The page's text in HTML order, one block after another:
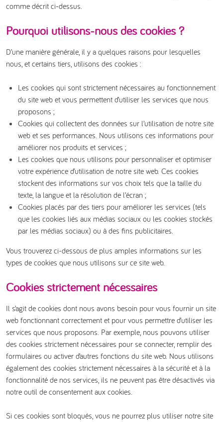
comme décrit ci-dessus.
Pourquoi utilisons-nous des cookies ?
D’une manière générale, il y a quelques raisons pour lesquelles
nous, et certains tiers, utilisons des cookies :
Les cookies qui sont strictement nécessaires au fonctionnement
du site web et vous permettent d’utiliser les services que nous
proposons ;
Cookies qui collectent des données sur l’utilisation de notre site
web et ses performances. Nous utilisons ces informations pour
améliorer nos produits et services ;
Les cookies que nous utilisons pour personnaliser et optimiser
votre expérience d’utilisation de notre site web. Ces cookies
stockent des informations sur vos choix tels que la taille du
texte, la langue et la résolution de l’écran ;
Cookies placés par des tiers pour améliorer les services (tels
que les cookies liés aux médias sociaux ou les cookies stockés
par les médias sociaux) ou à des fins publicitaires.
Vous trouverez ci-dessous de plus amples informations sur les
types de cookies que nous utilisons sur ce site web.
Cookies strictement nécessaires
Il s’agit de cookies dont nous avons besoin pour vous fournir un site
web fonctionnant correctement et pour vous permettre d’utiliser les
services que nous proposons. Par exemple, nous pouvons utiliser
des cookies strictement nécessaires pour se connecter, remplir des
formulaires ou activer d’autres fonctions du site web. Nous utilisons
également des cookies strictement nécessaires à la sécurité et à la
fonctionnalité de nos services, ils ne peuvent pas être désactivés via
notre outil de consentement aux cookies.
Si ces cookies sont bloqués, vous ne pourrez plus utiliser notre site